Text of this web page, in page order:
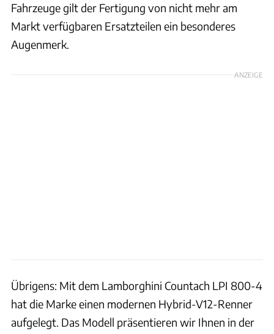
Fahrzeuge gilt der Fertigung von nicht mehr am
Markt verfügbaren Ersatzteilen ein besonderes
Augenmerk.
ANZEIGE
Übrigens: Mit dem Lamborghini Countach LPI 800-4
hat die Marke einen modernen Hybrid-V12-Renner
aufgelegt. Das Modell präsentieren wir Ihnen in der